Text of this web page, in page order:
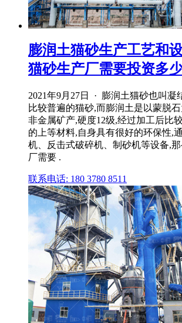
膨润土猫砂生产工艺和
猫砂生产厂需要投资多
2021年9月27日 · 膨润土猫砂也叫凝
比较普遍的猫砂,而膨润土是以蒙脱
非金属矿产,硬度12级,经过加工后比
的上等材料,自身具有很好的环保性,
机、反击式破碎机、制砂机等设备,
厂需要 .
联系电话: 180 3780 8511